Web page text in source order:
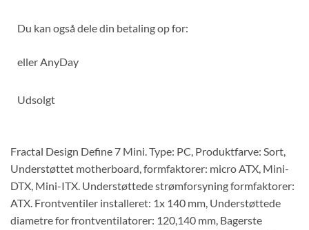
Du kan også dele din betaling op for:
eller AnyDay
Udsolgt
Fractal Design Define 7 Mini. Type: PC, Produktfarve: Sort,
Understøttet motherboard, formfaktorer: micro ATX, Mini-
DTX, Mini-ITX. Understøttede strømforsyning formfaktorer:
ATX. Frontventiler installeret: 1x 140 mm, Understøttede
diametre for frontventilatorer: 120,140 mm, Bagerste